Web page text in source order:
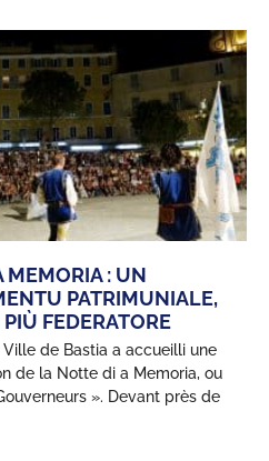
MEMORIA : UN
PATRIMUNIALE,
FEDERATORE
Ville de Bastia a accueilli une
de la Notte di a Memoria, ou
». Devant près de